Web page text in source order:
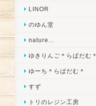
LINOR
のゆん堂
nature...
ゆきりんご＊らぱだむ＊
ゆーち＊らぱだむ＊
すず
トリのレジン工房